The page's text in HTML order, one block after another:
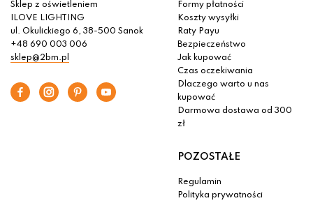
Sklep z oświetleniem
ILOVE LIGHTING
ul. Okulickiego 6, 38-500 Sanok
+48 690 003 006
sklep@2bm.pl
Formy płatności
Koszty wysyłki
Raty Payu
Bezpieczeństwo
Jak kupować
Czas oczekiwania
Dlaczego warto u nas
kupować
Darmowa dostawa od 300
zł
POZOSTAŁE
Regulamin
Polityka prywatności